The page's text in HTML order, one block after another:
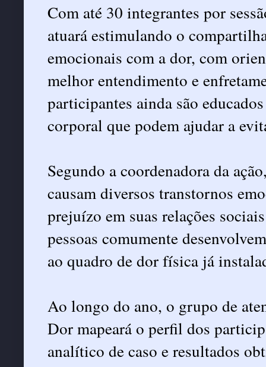
Com até 30 integrantes por
atuará estimulando o
emocionais com a dor, com
melhor entendimento e
participantes ainda são
corporal que podem ajudar a
Segundo a coordenadora da
causam diversos transtornos
prejuízo em suas relações
pessoas comumente
ao quadro de dor física já
Ao longo do ano, o grupo de
Dor mapeará o perfil dos
analítico de caso e resultados